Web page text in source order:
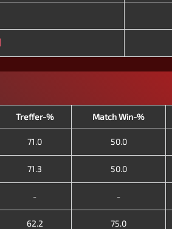
Treffer-% Match Win-%
71.0 50.0
71.3 50.0
- -
62.2 75.0